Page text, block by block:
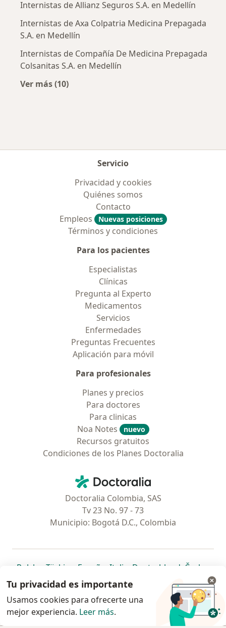
Internistas de Allianz Seguros S.A. en Medellín
Internistas de Axa Colpatria Medicina Prepagada
S.A. en Medellín
Internistas de Compañía De Medicina Prepagada
Colsanitas S.A. en Medellín
Ver más (10)
Servicio
Privacidad y cookies
Quiénes somos
Contacto
Empleos
Nuevas posiciones
Términos y condiciones
Para los pacientes
Especialistas
Clínicas
Pregunta al Experto
Medicamentos
Servicios
Enfermedades
Preguntas Frecuentes
Aplicación para móvil
Para profesionales
Planes y precios
Para doctores
Para clinicas
Noa Notes
nuevo
Recursos gratuitos
Condiciones de los Planes Doctoralia
Doctoralia - Página de inicio
Doctoralia Colombia, SAS
Tv 23 No. 97 - 73
Municipio: Bogotá D.C., Colombia
Polska se abre en una nueva pestaña
Türkiye se abre en una nueva pestaña
España se abre en una nueva pestaña
Italia se abre en una nueva
Deutschlandse abre en
Česko
Portugal
se abre en una nueva pestaña
México se abre en una nueva pestaña
Chile se abre en una nueva pestaña
Brasil se abre en una nueva
se abre en
se
se abre en una nueva
www.doctoralia.co © 2026 - Encuentra tu
Tu privacidad es importante
Usamos cookies para ofrecerte una
mejor experiencia. Leer más.